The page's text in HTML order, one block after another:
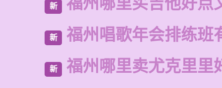
新
新 福州唱歌年会排练班
新 福州哪里卖尤克里里